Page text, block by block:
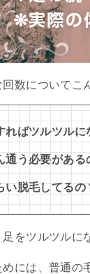
数についてこ
ればツルツルに
通う必要がある
い脱毛してるの
をツルツルに
には、普通の